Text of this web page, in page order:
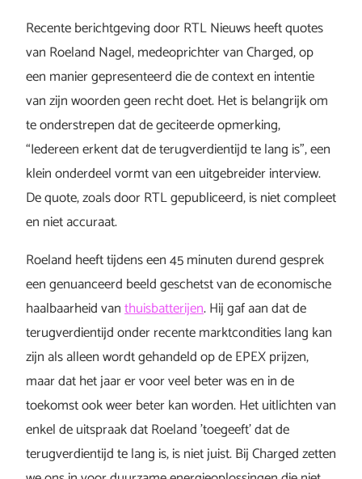
Recente berichtgeving door RTL Nieuws heeft quotes
van Roeland Nagel, medeoprichter van Charged, op
een manier gepresenteerd die de context en intentie
van zijn woorden geen recht doet. Het is belangrijk om
te onderstrepen dat de geciteerde opmerking,
“Iedereen erkent dat de terugverdientijd te lang is”, een
klein onderdeel vormt van een uitgebreider interview.
De quote, zoals door RTL gepubliceerd, is niet compleet
en niet accuraat.
Roeland heeft tijdens een 45 minuten durend gesprek
een genuanceerd beeld geschetst van de economische
haalbaarheid vanthuisbatterijen. Hij gaf aan dat de
terugverdientijd onder recente marktcondities lang kan
zijn als alleen wordt gehandeld op de EPEX prijzen,
maar dat het jaar er voor veel beter was en in de
toekomst ook weer beter kan worden. Het uitlichten van
enkel de uitspraak dat Roeland ’toegeeft’ dat de
terugverdientijd te lang is, is niet juist. Bij Charged zetten